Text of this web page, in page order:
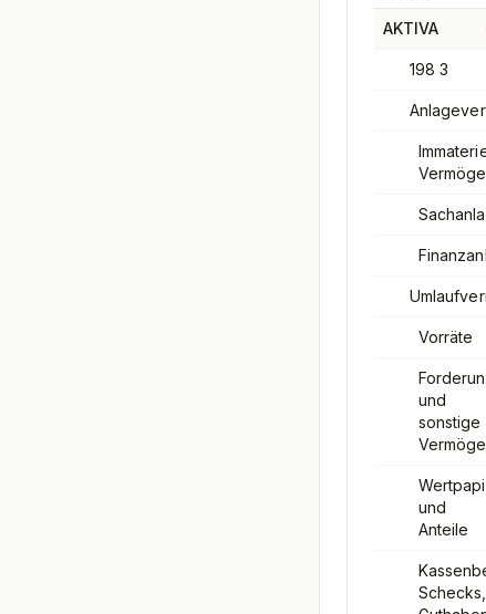
AKTIVA
198 3
Vorräte
und
sonstige
und
Anteile
Schecks,